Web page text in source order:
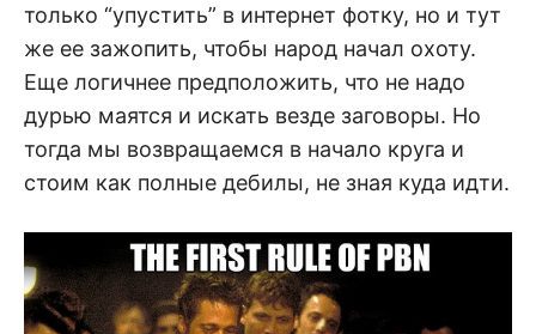
только “упустить” в интернет фотку, но и тут
же ее зажопить, чтобы народ начал охоту.
Еще логичнее предположить, что не надо
дурью маятся и искать везде заговоры. Но
тогда мы возвращаемся в начало круга и
стоим как полные дебилы, не зная куда идти.